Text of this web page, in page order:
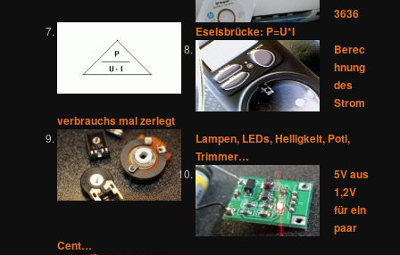
3636
Eselsbrücke: P=U*I
Berec
hnung
des
Strom
verbrauchs mal zerlegt
Lampen, LEDs, Helligkeit, Poti,
Trimmer…
5V aus
1,2V
für ein
paar
Cent…